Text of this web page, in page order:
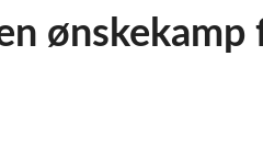
ønskekamp